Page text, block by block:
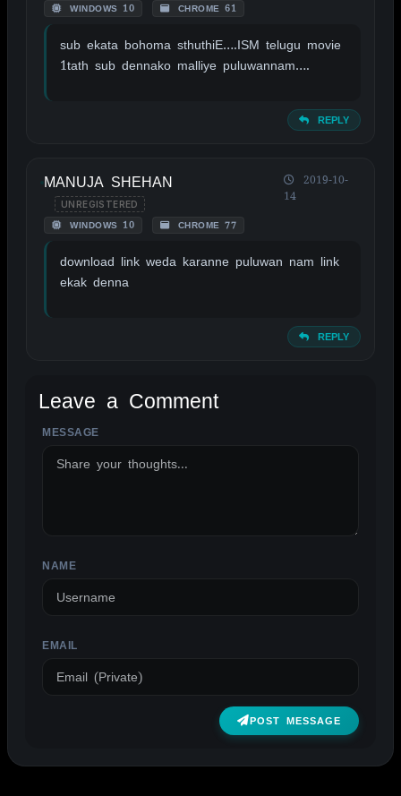
WINDOWS 10 CHROME 61
sub ekata bohoma sthuthiE….ISM telugu movie
1tath sub dennako malliye puluwannam….
REPLY
MANUJA SHEHAN
UNREGISTERED
WINDOWS 10 CHROME 77
2019-10-
14
download link weda karanne puluwan nam link
ekak denna
REPLY
Leave a Comment
MESSAGE
NAME
EMAIL
POST MESSAGE
ALTERNATIVE: